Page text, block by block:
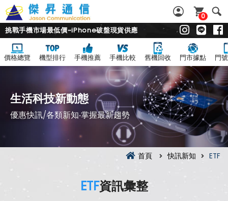
0
挑戰手機市場最低價~iPhone破盤現貨供應
價格總覽 機型排行 手機推薦 手機比較 舊機回收 門市據點 門
生活科技新動態
優惠快訊/各類新知‧掌握最新趨勢
首頁 快訊新知 ETF
ETF資訊彙整